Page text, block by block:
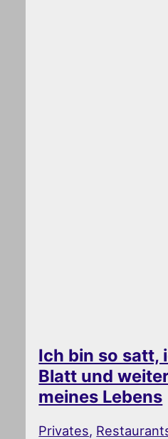
Ich bin so satt,
Blatt und
meines Lebens
Privates,